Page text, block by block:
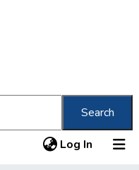
Search
Log In (current)